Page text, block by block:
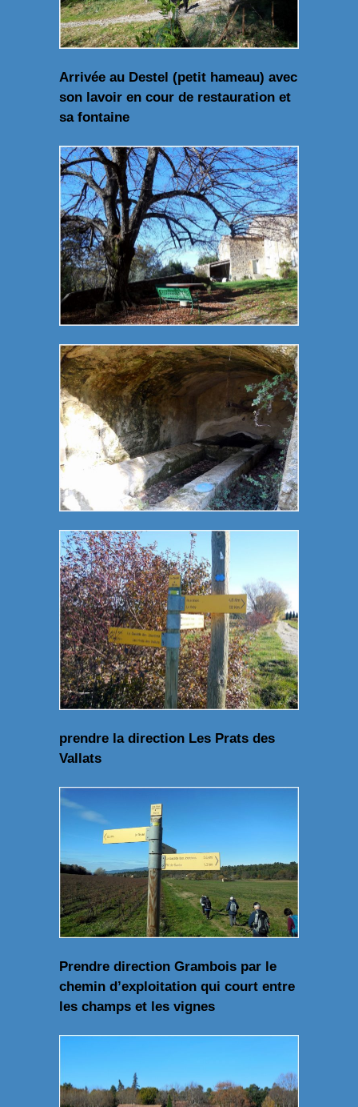
Arrivée au Destel (petit hameau) avec
son lavoir en cour de restauration et
sa fontaine
prendre la direction Les Prats des
Vallats
Prendre direction Grambois par le
chemin d’exploitation qui court entre
les champs et les vignes